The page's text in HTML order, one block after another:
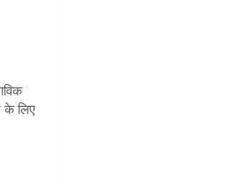
के लिए